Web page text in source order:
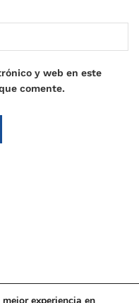
y web en este
comente.